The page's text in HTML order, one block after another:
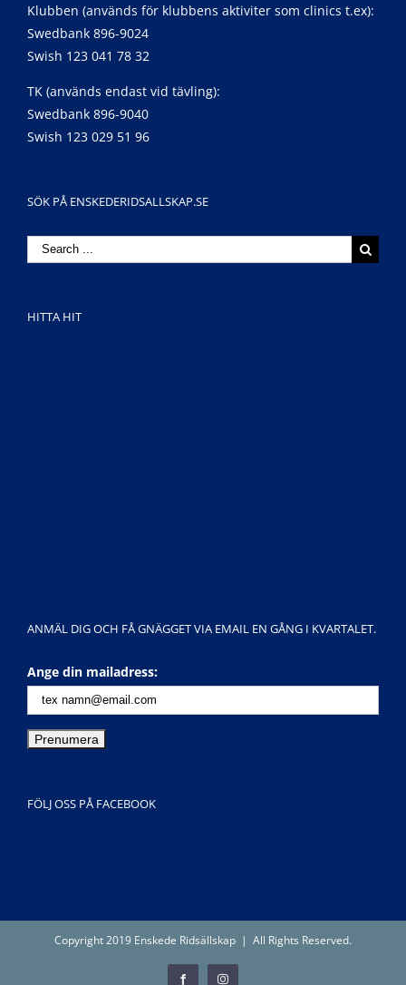
Klubben (används för klubbens aktiviter som clinics t.ex):
Swedbank 896-9024
Swish 123 041 78 32
TK (används endast vid tävling):
Swedbank 896-9040
Swish 123 029 51 96
SÖK PÅ ENSKEDERIDSALLSKAP.SE
Search
for:
HITTA HIT
ANMÄL DIG OCH FÅ GNÄGGET VIA EMAIL EN GÅNG I KVARTALET.
Ange din mailadress:
FÖLJ OSS PÅ FACEBOOK
Copyright 2019 Enskede Ridsällskap | All Rights Reserved.
FacebookInstagram